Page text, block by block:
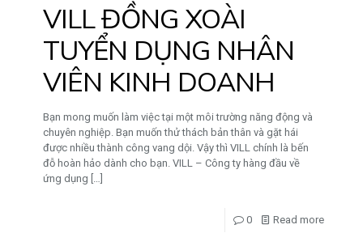
VILL ĐỒNG XOÀI
TUYỂN DỤNG NHÂN
VIÊN KINH DOANH
Bạn mong muốn làm việc tại một môi trường năng động và
chuyên nghiệp. Bạn muốn thử thách bản thân và gặt hái
được nhiều thành công vang dội. Vậy thì VILL chính là bến
đỗ hoàn hảo dành cho bạn. VILL – Công ty hàng đầu về
ứng dụng
0 Read more